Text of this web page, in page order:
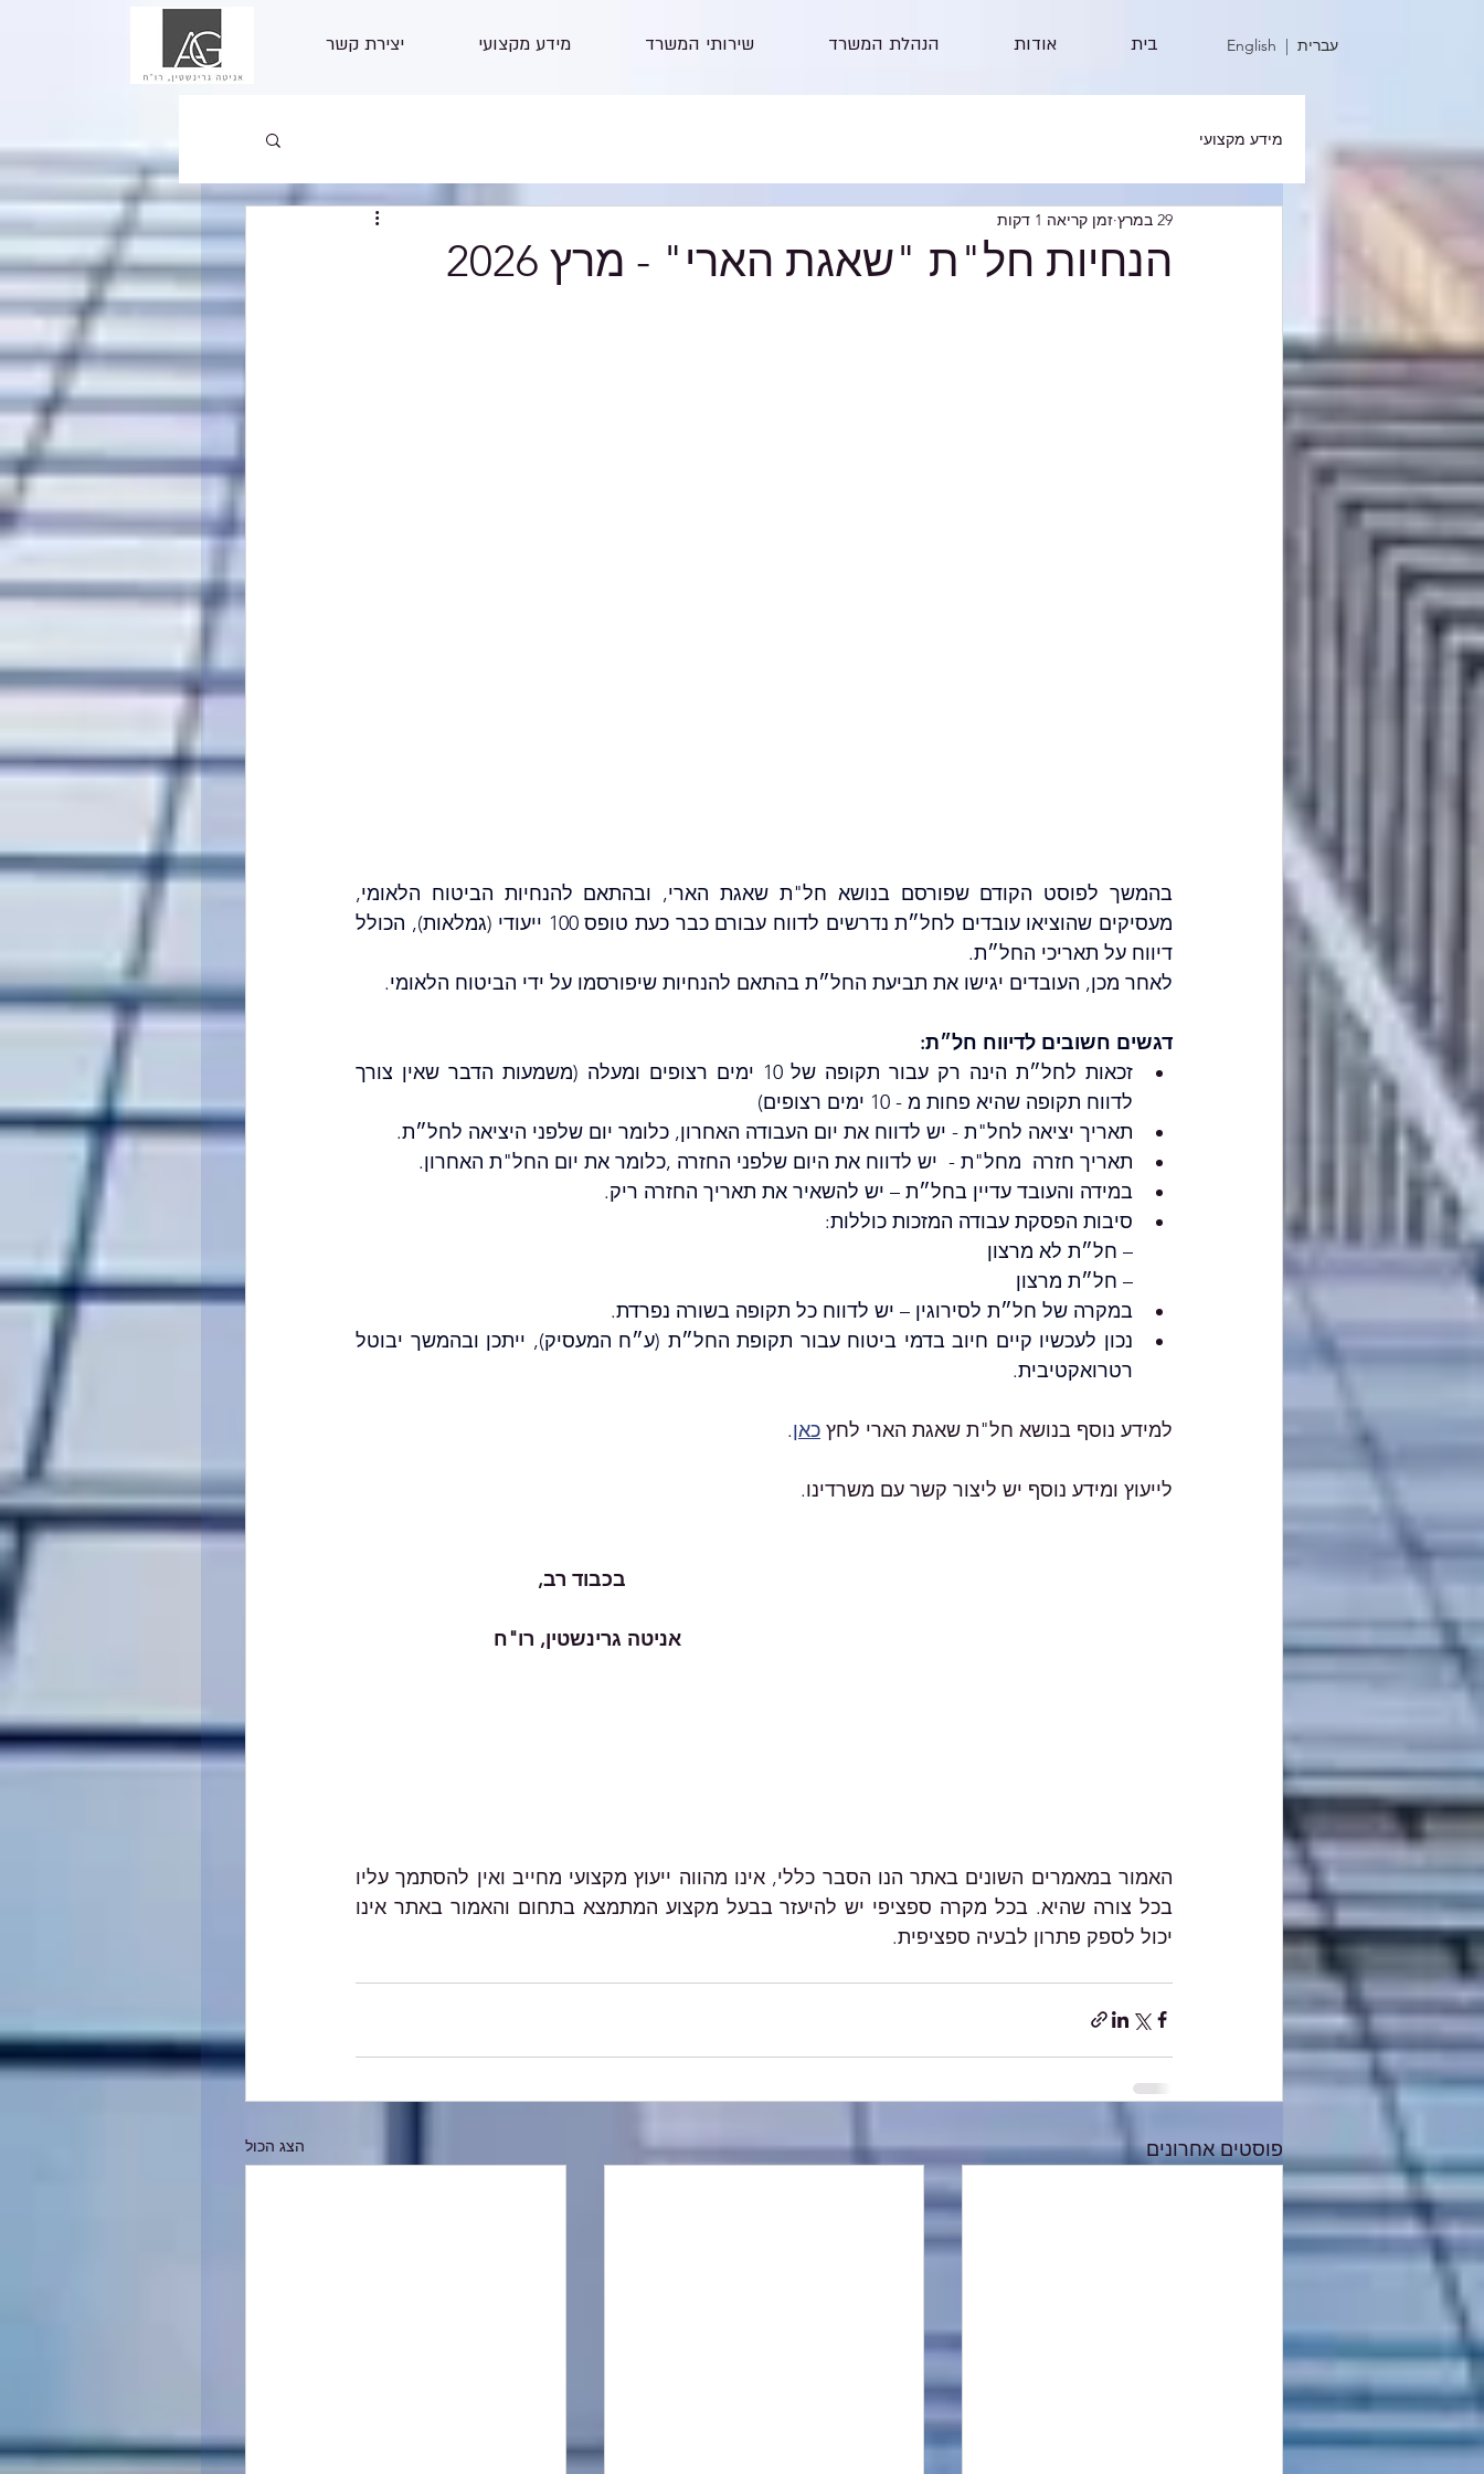
בית אודות הנהלת המשרד שירותי המשרד מידע מקצועי יצירת קשר English | עברית
מידע מקצועי
הנחיות חל"ת "שאגת הארי" - מרץ 2026
29 במרץ זמן קריאה 1 דקות
דיווח על תאריכי החל״ת.
לאחר מכן, העובדים יגישו את תביעת החל״ת בהתאם להנחיות שיפורסמו על ידי הביטוח הלאומי.
דגשים חשובים לדיווח חל״ת:
לדווח תקופה שהיא פחות מ - 10 ימים רצופים)
תאריך יציאה לחל"ת - יש לדווח את יום העבודה האחרון, כלומר יום שלפני היציאה לחל״ת.
תאריך חזרה  מחל"ת -  יש לדווח את היום שלפני החזרה ,כלומר את יום החל"ת האחרון.
במידה והעובד עדיין בחל״ת – יש להשאיר את תאריך החזרה ריק.
סיבות הפסקת עבודה המזכות כוללות:
– חל״ת לא מרצון
– חל״ת מרצון
במקרה של חל״ת לסירוגין – יש לדווח כל תקופה בשורה נפרדת.
רטרואקטיבית.
למידע נוסף בנושא חל"ת שאגת הארי לחץ כאן.
לייעוץ ומידע נוסף יש ליצור קשר עם משרדינו.
בכבוד רב,
אניטה גרינשטין, רו"ח
יכול לספק פתרון לבעיה ספציפית.
פוסטים אחרונים הצג הכול